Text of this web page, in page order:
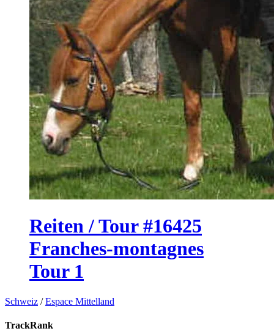
Reiten / Tour #16425
Franches-montagnes
Tour 1
Schweiz /Espace Mittelland
TrackRank